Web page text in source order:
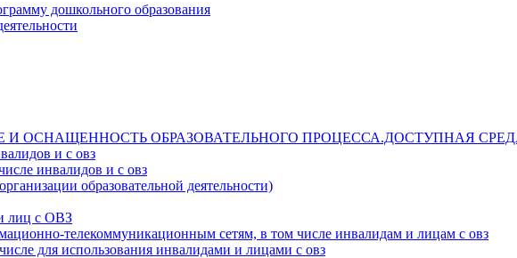
дошкольного образования
ОСНАЩЕННОСТЬ ОБРАЗОВАТЕЛЬНОГО ПРОЦЕССА.ДОСТУПНАЯ
и с овз
инвалидов и с овз
образовательной деятельности)
лиц с ОВЗ
телекоммуникационным сетям, в том числе инвалидам и лицам с овз
для использования инвалидами и лицами с овз